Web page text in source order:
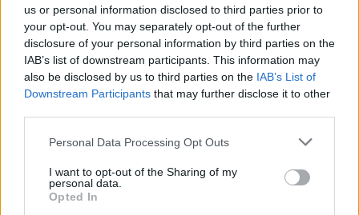
us or personal information disclosed to third parties prior to
your opt-out. You may separately opt-out of the further
disclosure of your personal information by third parties on the
IAB’s list of downstream participants. This information may
also be disclosed by us to third parties on the IAB’s List of
Downstream Participants that may further disclose it to other
Please note that this website/app uses one or more Google
not limited to your visit or usage behaviour. You may click to
grant or deny consent to Google and its third-party tags to
use your data for below specified purposes in below Google
Personal Data Processing Opt Outs
I want to opt-out of the Sharing of my
personal data.
Opted In
POSTRES